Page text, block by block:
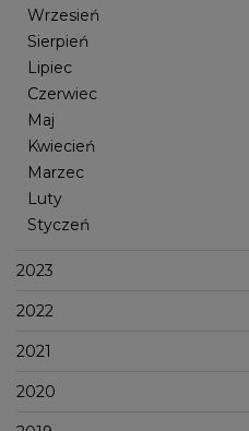
NA CO DZIEŃ
WALENTYNKI
SYLWESTER
Wrzesień
Sierpień
Lipiec
Czerwiec
Maj
Kwiecień
Marzec
Luty
Styczeń
2023
2022
2021
2020